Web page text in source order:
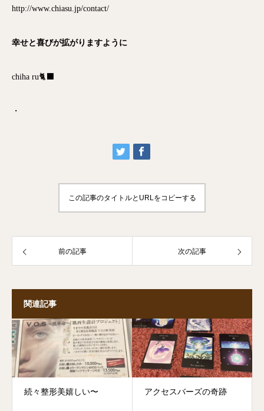
http://www.chiasu.jp/contact/
幸せと喜びが拡がりますように
chiha ru🐈‍⬛
・
この記事のタイトルとURLをコピーする
前の記事 次の記事
関連記事
続々整形美嬉しい〜 アクセスバーズの奇跡